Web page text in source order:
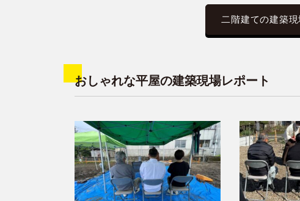
二階建ての建築
おしゃれな平屋の建築現場レポート